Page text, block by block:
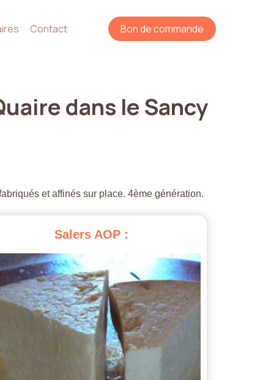
Contact Bon de commande
dans leSancy
et affinés sur place. 4ème génération.
Salers AOP :